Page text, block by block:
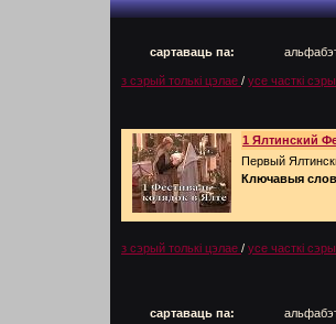
сартаваць па:
з сэрый толькі цэлае / усе часткі
1 Ялтинский
Первый
Ключавыя
з сэрый толькі цэлае / усе часткі
сартаваць па: